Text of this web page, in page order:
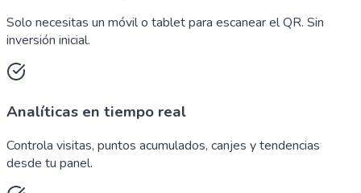
Solo necesitas un móvil o tablet para escanear el QR. Sin
inversión inicial.
Analíticas en tiempo real
Controla visitas, puntos acumulados, canjes y tendencias
desde tu panel.